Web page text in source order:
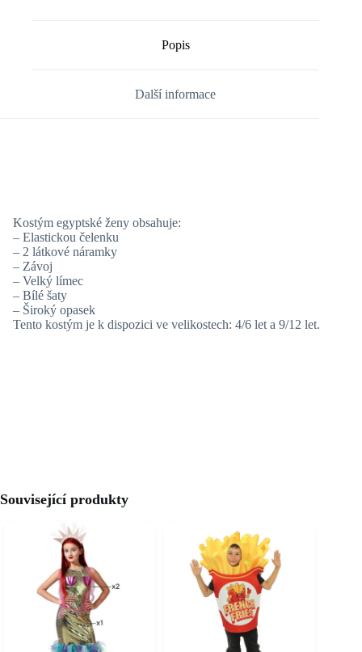
Popis
Další informace
Kostým egyptské ženy obsahuje:
– Elastickou čelenku
– 2 látkové náramky
– Závoj
– Velký límec
– Bílé šaty
– Široký opasek
Tento kostým je k dispozici ve velikostech: 4/6 let a 9/12 let.
Související produkty